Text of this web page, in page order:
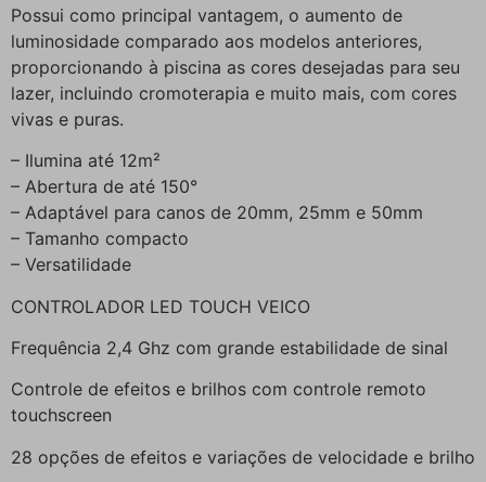
Possui como principal vantagem, o aumento de
luminosidade comparado aos modelos anteriores,
proporcionando à piscina as cores desejadas para seu
lazer, incluindo cromoterapia e muito mais, com cores
vivas e puras.
– Ilumina até 12m²
– Abertura de até 150°
– Adaptável para canos de 20mm, 25mm e 50mm
– Tamanho compacto
– Versatilidade
CONTROLADOR LED TOUCH VEICO
Frequência 2,4 Ghz com grande estabilidade de sinal
Controle de efeitos e brilhos com controle remoto
touchscreen
28 opções de efeitos e variações de velocidade e brilho